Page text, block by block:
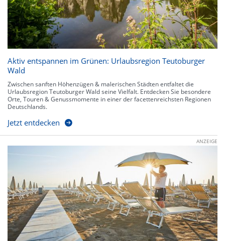
Aktiv entspannen im Grünen: Urlaubsregion Teutoburger
Wald
Zwischen sanften Höhenzügen & malerischen Städten entfaltet die
Urlaubsregion Teutoburger Wald seine Vielfalt. Entdecken Sie besondere
Orte, Touren & Genussmomente in einer der facettenreichsten Regionen
Deutschlands.
Jetzt entdecken
ANZEIGE